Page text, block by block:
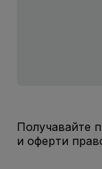
Получавайте
и оферти